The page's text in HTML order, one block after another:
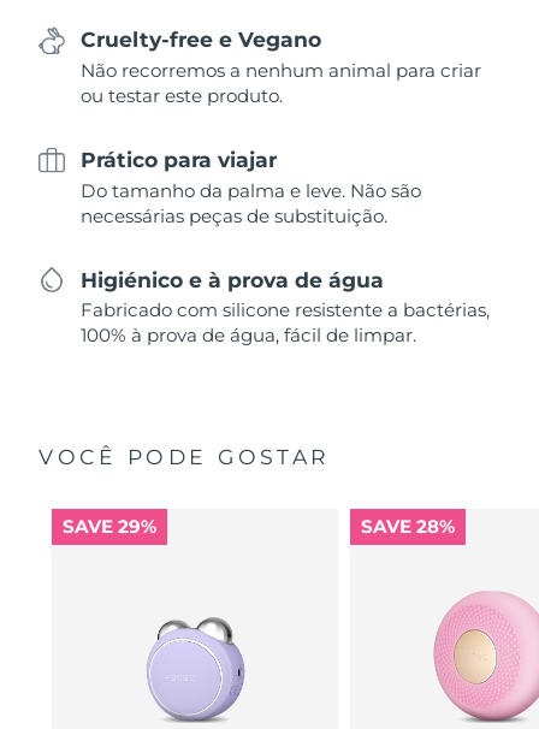
Cruelty-free e Vegano
Não recorremos a nenhum animal para criar
ou testar este produto.
Prático para viajar
Do tamanho da palma e leve. Não são
necessárias peças de substituição.
Higiénico e à prova de água
Fabricado com silicone resistente a bactérias,
100% à prova de água, fácil de limpar.
VOCÊ PODE GOSTAR
SAVE 29% SAVE 28%